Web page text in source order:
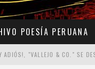
POESÍA PERUANA
ADIÓS!, "VALLEJO & CO." SE